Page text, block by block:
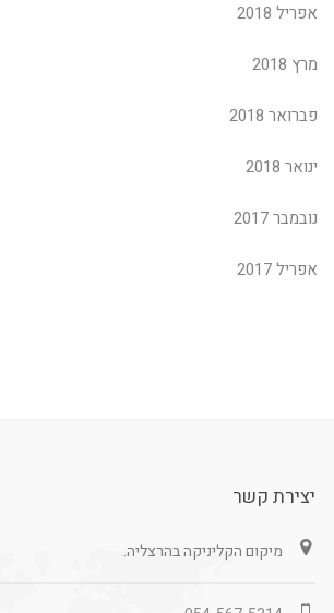
אפריל 2018
מרץ 2018
פברואר 2018
ינואר 2018
נובמבר 2017
אפריל 2017
יצירת קשר
מיקום הקליניקה בהרצליה.